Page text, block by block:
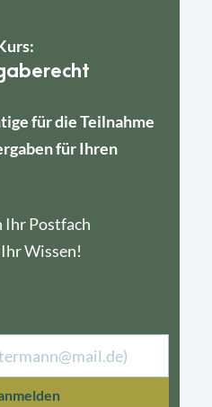
für die Teilnahme
für Ihren
Ihr Postfach
Wissen!